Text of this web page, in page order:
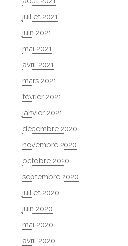
juillet 2021
juin 2021
mai 2021
avril 2021
mars 2021
février 2021
janvier 2021
décembre 2020
novembre 2020
octobre 2020
septembre 2020
juillet 2020
juin 2020
mai 2020
avril 2020